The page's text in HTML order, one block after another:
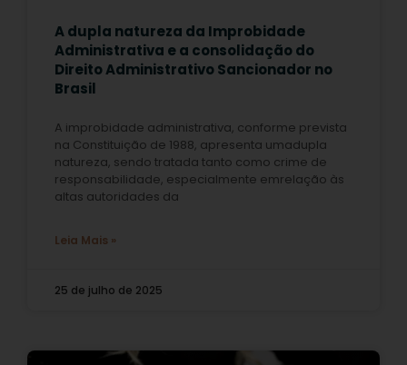
A dupla natureza da Improbidade
Administrativa e a consolidação do
Direito Administrativo Sancionador no
Brasil
A improbidade administrativa, conforme prevista
na Constituição de 1988, apresenta umadupla
natureza, sendo tratada tanto como crime de
responsabilidade, especialmente emrelação às
altas autoridades da
Leia Mais »
25 de julho de 2025